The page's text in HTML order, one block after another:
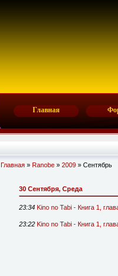
Главная
Главная » Ranobe » 2009 » Сентябрь
30 Сентября, Среда
23:34 Kino no Tabi - Книга 1,
23:22 Kino no Tabi - Книга 1,